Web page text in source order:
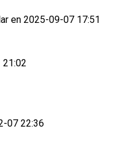
en 2025-09-07 17:51
21:02
07 22:36